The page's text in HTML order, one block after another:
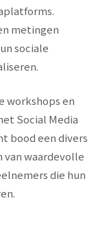
metingen
sociale
workshops en
Social Media
bood een divers
van waardevolle
die hun